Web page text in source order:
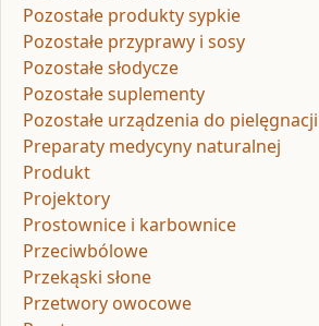
Pozostałe produkty sypkie
Pozostałe przyprawy i sosy
Pozostałe słodycze
Pozostałe suplementy
Pozostałe urządzenia do pielęgnacji
Preparaty medycyny naturalnej
Produkt
Projektory
Prostownice i karbownice
Przeciwbólowe
Przekąski słone
Przetwory owocowe